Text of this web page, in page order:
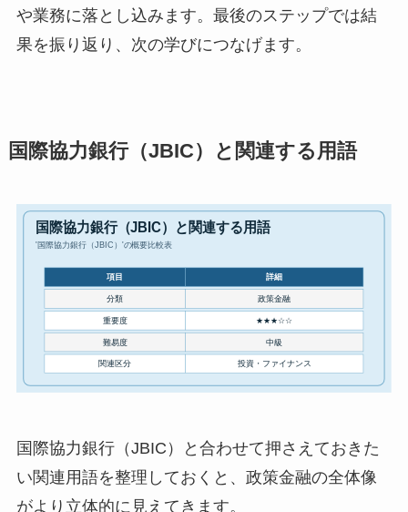
や業務に落とし込みます。最後のステップでは結
果を振り返り、次の学びにつなげます。
国際協力銀行（JBIC）と関連する用語
国際協力銀行（JBIC）と合わせて押さえておきた
い関連用語を整理しておくと、政策金融の全体像
がより立体的に見えてきます。